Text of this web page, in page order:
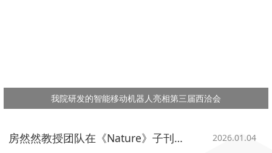
我院研发的智能移动机器人亮相第三届西洽会
房然然教授团队在《Nature》子刊发表重磅研究成果! 2026.01.04